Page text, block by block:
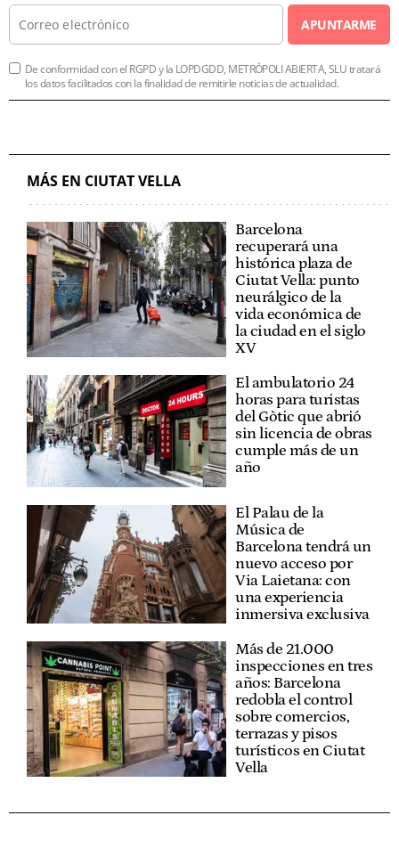
APUNTARME
De conformidad con el RGPD y la LOPDGDD, METRÓPOLI ABIERTA, SLU tratará
los datos facilitados con la finalidad de remitirle noticias de actualidad.
MÁS EN CIUTAT VELLA
Barcelona
recuperará una
histórica plaza de
Ciutat Vella: punto
neurálgico de la
vida económica de
la ciudad en el siglo
XV
El ambulatorio 24
horas para turistas
del Gòtic que abrió
sin licencia de obras
cumple más de un
año
El Palau de la
Música de
Barcelona tendrá un
nuevo acceso por
Via Laietana: con
una experiencia
inmersiva exclusiva
Más de 21.000
inspecciones en tres
años: Barcelona
redobla el control
sobre comercios,
terrazas y pisos
turísticos en Ciutat
Vella